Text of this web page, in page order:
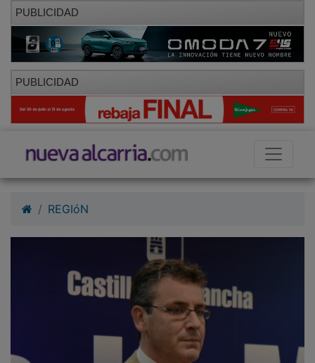
PUBLICIDAD
PUBLICIDAD